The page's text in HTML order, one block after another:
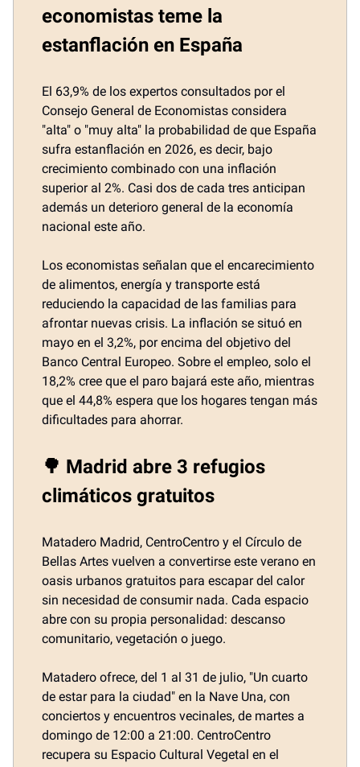
economistas teme la
estanflación en España
El 63,9% de los expertos consultados por el
Consejo General de Economistas considera
"alta" o "muy alta" la probabilidad de que España
sufra estanflación en 2026, es decir, bajo
crecimiento combinado con una inflación
superior al 2%. Casi dos de cada tres anticipan
además un deterioro general de la economía
nacional este año.
Los economistas señalan que el encarecimiento
de alimentos, energía y transporte está
reduciendo la capacidad de las familias para
afrontar nuevas crisis. La inflación se situó en
mayo en el 3,2%, por encima del objetivo del
Banco Central Europeo. Sobre el empleo, solo el
18,2% cree que el paro bajará este año, mientras
que el 44,8% espera que los hogares tengan más
dificultades para ahorrar.
🌳 Madrid abre 3 refugios
climáticos gratuitos
Matadero Madrid, CentroCentro y el Círculo de
Bellas Artes vuelven a convertirse este verano en
oasis urbanos gratuitos para escapar del calor
sin necesidad de consumir nada. Cada espacio
abre con su propia personalidad: descanso
comunitario, vegetación o juego.
Matadero ofrece, del 1 al 31 de julio, "Un cuarto
de estar para la ciudad" en la Nave Una, con
conciertos y encuentros vecinales, de martes a
domingo de 12:00 a 21:00. CentroCentro
recupera su Espacio Cultural Vegetal en el